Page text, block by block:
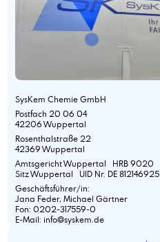
SysKem Chemie GmbH
Postfach 20 06 04
42206 Wuppertal
Rosenthalstraße 22
42369 Wuppertal
Amtsgericht Wuppertal HRB 9020
Sitz Wuppertal UID Nr. DE 812146925
Geschäftsführer/in:
Jana Feder, Michael Gärtner
Fon: 0202-317559-0
E-Mail: info@syskem.de